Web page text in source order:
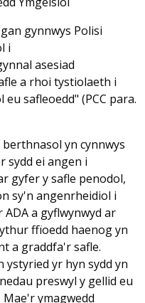
gynnwys Polisi
i
asesiad
a rhoi tystiolaeth i
safleoedd" (PCC para.
yn cynnwys
sydd ei angen i
gyfer y safle penodol,
sy'n angenrheidiol i
a gyflwynwyd ar
ffïoedd haenog yn
a graddfa'r safle.
ystyried yr hyn sydd yn
preswyl y gellid eu
ymagwedd